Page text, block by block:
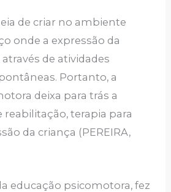
de criar no ambiente
onde a expressão da
de atividades
Portanto, a
deixa para trás a
reabilitação, terapia para
da criança (PEREIRA,
educação psicomotora, fez